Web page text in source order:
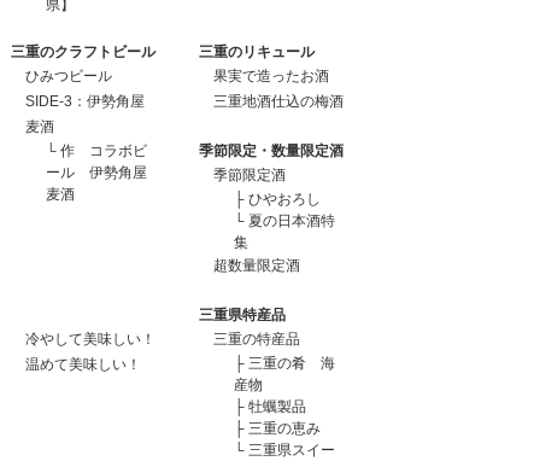
県】
三重のクラフトビール
ひみつビール
SIDE-3：伊勢角屋
麦酒
└ 作 コラボビ
ール 伊勢角屋
麦酒
三重のリキュール
果実で造ったお酒
三重地酒仕込の梅酒
季節限定・数量限定酒
季節限定酒
├ ひやおろし
└ 夏の日本酒特
集
超数量限定酒
冷やして美味しい！
温めて美味しい！
三重県特産品
三重の特産品
├ 三重の肴 海
産物
├ 牡蠣製品
├ 三重の恵み
└ 三重県スイー